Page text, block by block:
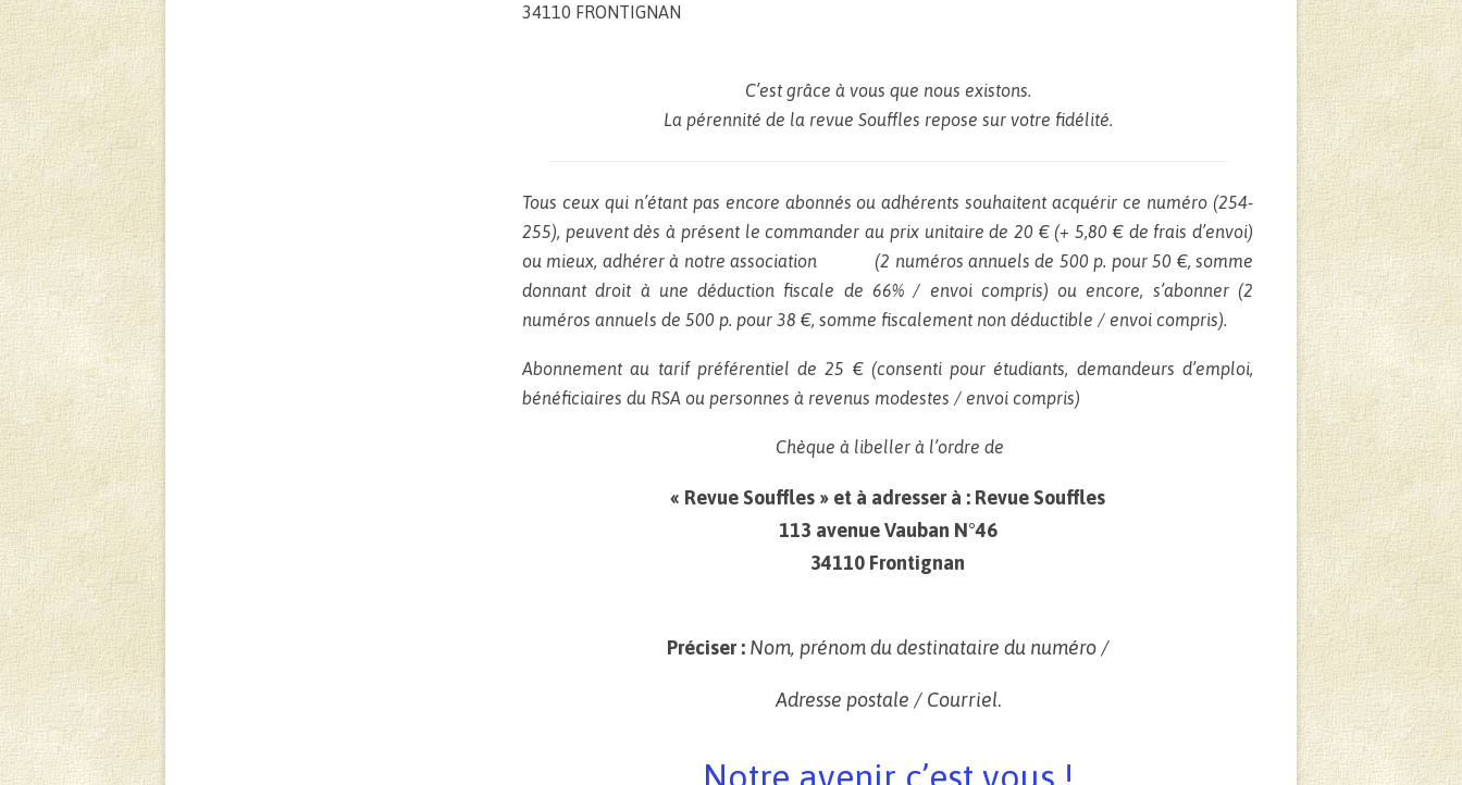
34110 FRONTIGNAN
C’est grâce à vous que nous existons.
La pérennité de la revue Souffles repose sur votre fidélité.
Tous ceux qui n’étant pas encore abonnés ou adhérents souhaitent acquérir ce numéro (254-
255), peuvent dès à présent le commander au prix unitaire de 20 € (+ 5,80 € de frais d’envoi)
ou mieux, adhérer à notre association (2 numéros annuels de 500 p. pour 50 €, somme
donnant droit à une déduction fiscale de 66% / envoi compris) ou encore, s’abonner (2
numéros annuels de 500 p. pour 38 €, somme fiscalement non déductible / envoi compris).
Abonnement au tarif préférentiel de 25 € (consenti pour étudiants, demandeurs d’emploi,
bénéficiaires du RSA ou personnes à revenus modestes / envoi compris)
Chèque à libeller à l’ordre de
« Revue Souffles » et à adresser à : Revue Souffles
113 avenue Vauban N°46
34110 Frontignan
Préciser : Nom, prénom du destinataire du numéro /
Adresse postale / Courriel.
Notre avenir c’est vous !